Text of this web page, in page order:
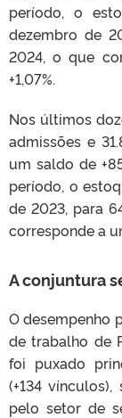
período, o
dezembro de
2024, o que
+1,07%.
Nos últimos
admissões e
um saldo de
período, o
de 2023, para
corresponde a
A conjuntura
O desempenho
de trabalho de
foi puxado
(+134
pelo setor de